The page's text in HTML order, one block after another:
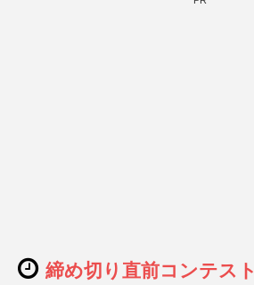
締め切り直前コンテスト